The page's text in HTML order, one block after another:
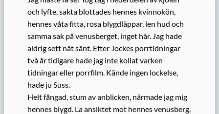
och lyfte, sakta blottades hennes kvinnokön,
hennes våta fitta, rosa blygdläppar, len hud och
samma sak på venusberget, inget hår. Jag hade
aldrig sett nåt sånt. Efter Jockes porrtidningar
två år tidigare hade jag inte kollat varken
tidningar eller porrfilm. Kände ingen lockelse,
hade ju Suss.
Helt fångad, stum av anblicken, närmade jag mig
hennes blygd. La ansiktet mot hennes venusberg,